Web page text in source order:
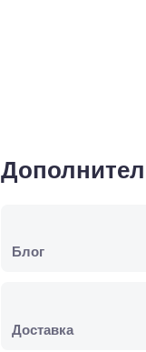
Блог
Доставка